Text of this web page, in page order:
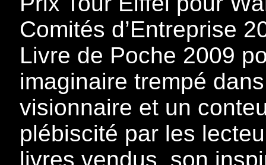
Comités d’Entreprise
Livre de Poche 2009
imaginaire trempé
visionnaire et un
plébiscité par les
livres vendus, son